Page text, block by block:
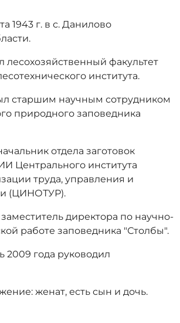
1943 г. в с. Данилово
лесохозяйственный факультет
института.
старшим научным сотрудником
природного заповедника
отдела заготовок
Центрального института
труда, управления и
(ЦИНОТУР).
заместитель директора по научно-
работе заповедника "Столбы".
2009 года руководил
женат, есть сын и дочь.